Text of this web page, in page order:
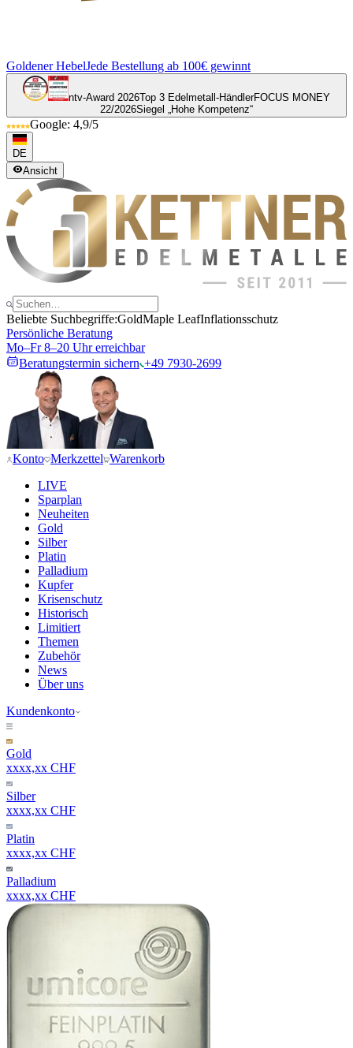
Goldener HebelJede Bestellung ab 100€ gewinnt
ntv-Award 2026Top 3 Edelmetall-HändlerFOCUS MONEY
22/2026Siegel „Hohe Kompetenz“
Google: 4,9/5
DE
Ansicht
Beliebte Suchbegriffe:GoldMaple LeafInflationsschutz
Persönliche Beratung
Mo–Fr 8–20 Uhr erreichbar
Beratungstermin sichern +49 7930-2699
Konto Merkzettel Warenkorb
LIVE
Sparplan
Neuheiten
Gold
Silber
Platin
Palladium
Kupfer
Krisenschutz
Historisch
Limitiert
Themen
Zubehör
News
Über uns
Kundenkonto
Gold
xxxx,xx CHF
Silber
xxxx,xx CHF
Platin
xxxx,xx CHF
Palladium
xxxx,xx CHF